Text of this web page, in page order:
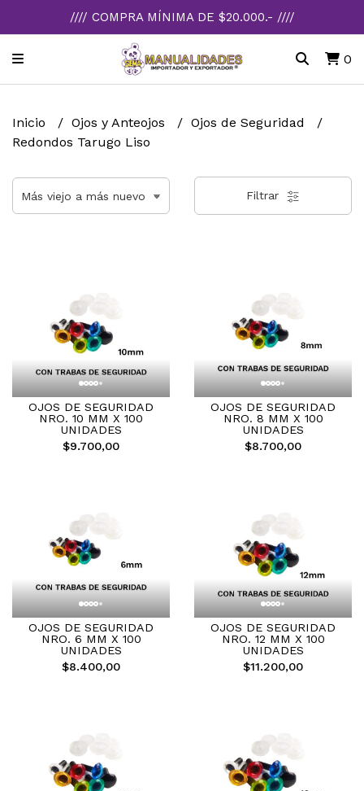
//// COMPRA MÍNIMA DE $20.000.- ////
0
Inicio Ojos y Anteojos
Ojos de Seguridad
Redondos Tarugo Liso
Filtrar
OJOS DE SEGURIDAD
NRO. 10 MM X 100
UNIDADES
$9.700,00
OJOS DE SEGURIDAD
NRO. 8 MM X 100
UNIDADES
$8.700,00
OJOS DE SEGURIDAD
NRO. 6 MM X 100
UNIDADES
$8.400,00
OJOS DE SEGURIDAD
NRO. 12 MM X 100
UNIDADES
$11.200,00